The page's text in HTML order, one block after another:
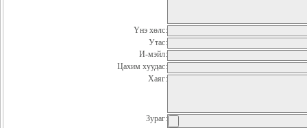
Үнэ хөлс:
Утас:
И-мэйл:
Цахим хуудас:
Хаяг:
Зураг: